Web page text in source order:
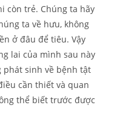
còn trẻ. Chúng ta hãy
ta về hưu, không
ở đâu để tiêu. Vậy
lai của mình sau này
phát sinh về bệnh tật
cần thiết và quan
thể biết trước được